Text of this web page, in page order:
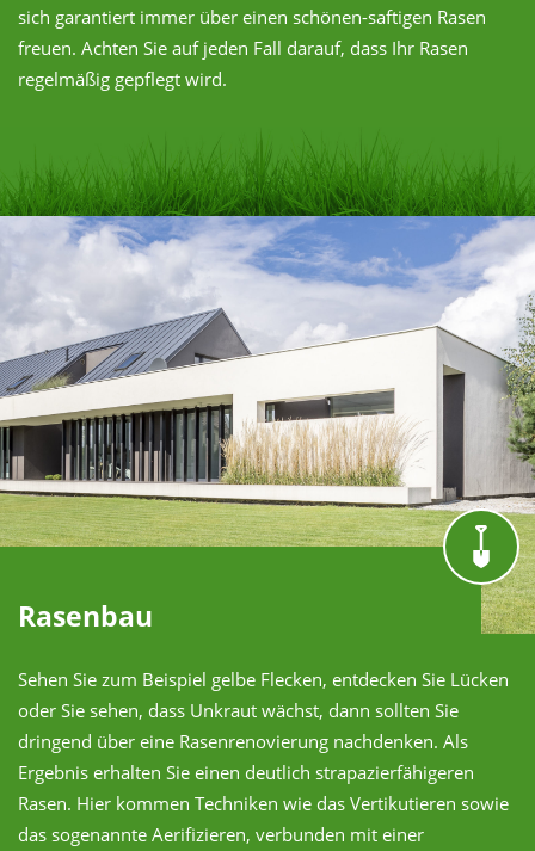
sich garantiert immer über einen schönen-saftigen Rasen
freuen. Achten Sie auf jeden Fall darauf, dass Ihr Rasen
regelmäßig gepflegt wird.
Rasenbau
Sehen Sie zum Beispiel gelbe Flecken, entdecken Sie Lücken
oder Sie sehen, dass Unkraut wächst, dann sollten Sie
dringend über eine Rasenrenovierung nachdenken. Als
Ergebnis erhalten Sie einen deutlich strapazierfähigeren
Rasen. Hier kommen Techniken wie das Vertikutieren sowie
das sogenannte Aerifizieren, verbunden mit einer